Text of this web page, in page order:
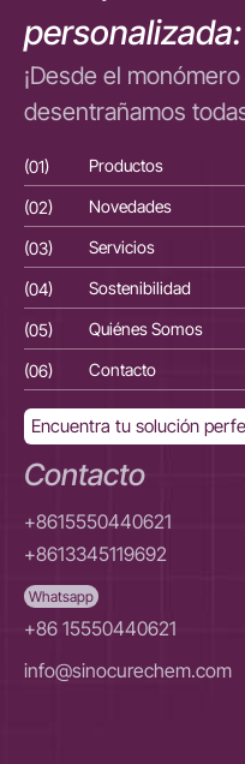
personalizada:
¡Desde el
desentrañamos
(01) Productos
(02)
Novedades
(03)
Servicios
(04)
Sostenibilidad
(05)
Quiénes Somos
(06)
Contacto
Encuentra tu solución
Contacto
+8615550440621
+8613345119692
Whatsapp
+86 15550440621
info@sinocurechem.com